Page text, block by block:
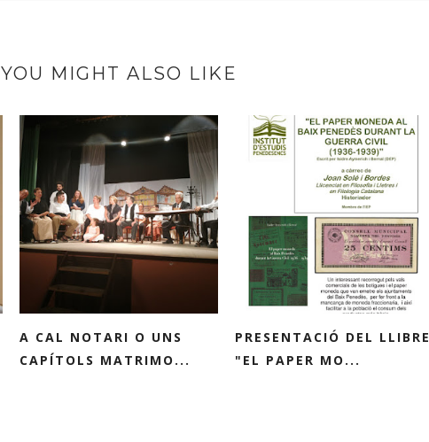
YOU MIGHT ALSO LIKE
A CAL NOTARI O UNS
CAPÍTOLS MATRIMO...
PRESENTACIÓ DEL LLIBRE
"EL PAPER MO...